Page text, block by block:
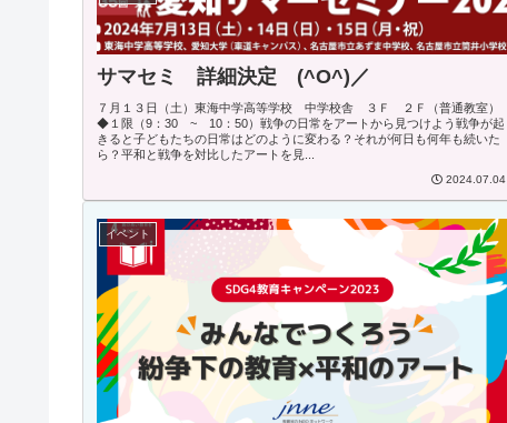
サマセミ 詳細決定 (^O^)／
７月１３日（土）東海中学高等学校 中学校舎 ３Ｆ ２Ｆ（普通教室）
◆１限（9：30 ~ 10：50）戦争の日常をアートから見つけよう戦争が起
きると子どもたちの日常はどのように変わる？それが何日も何年も続いた
ら？平和と戦争を対比したアートを見...
2024.07.04
イベント